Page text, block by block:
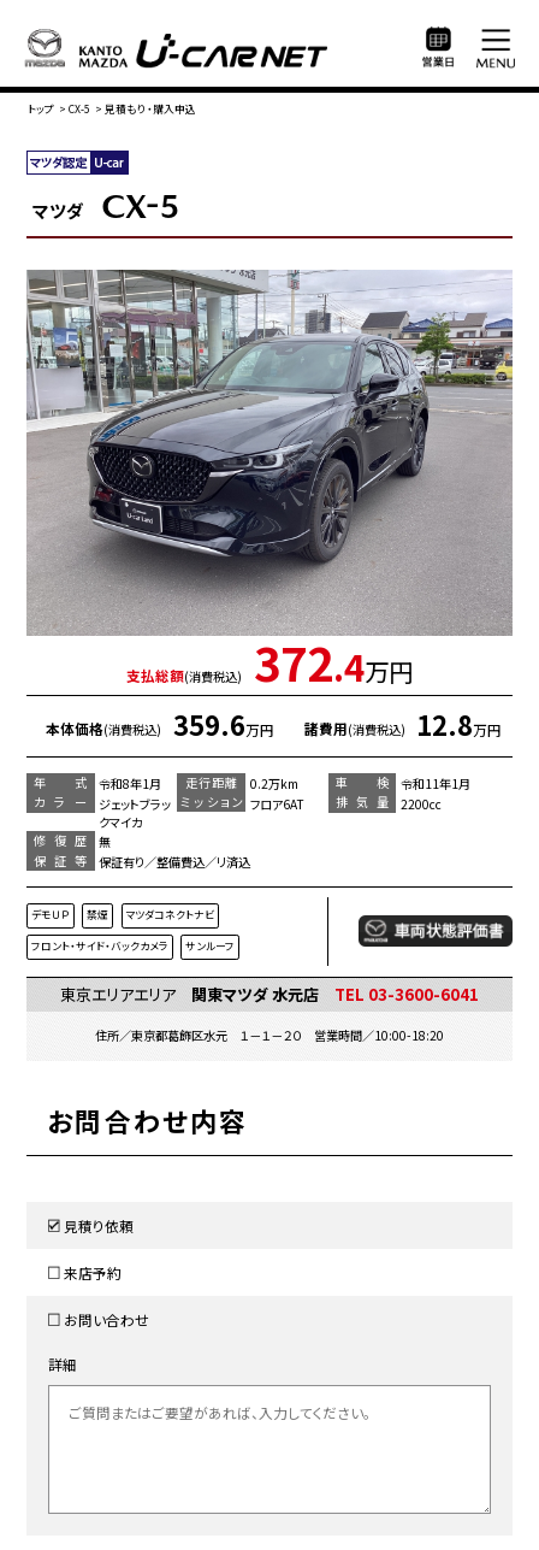
トップ > CX-5 > 見積もり・購入申込
マツダ CX-5
支払総額(消費税込) 372.4万円
本体価格(消費税込) 359.6万円 諸費用(消費税込) 12.8万円
年 式 令和8年1月 走行距離 0.2万km 車 検
令和11年1月
カラー
ジェットブラッ
クマイカ
ミッション フロア6AT 排気量
2200cc
修復歴
無
保証等
保証有り／整備費込／リ済込
デモＵＰ 禁煙 マツダコネクトナビ
フロント・サイド・バックカメラ サンルーフ
東京エリアエリア 関東マツダ 水元店 TEL 03-3600-6041
住所／東京都葛飾区水元 １－１－２０ 営業時間／10:00-18:20
お問合わせ内容
見積り依頼
来店予約
お問い合わせ
詳細